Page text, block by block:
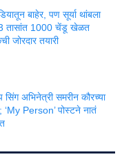
बाहेर, पण सूर्या थांबला
3 तासांत 1000 चेंडू खेळत
जोरदार तयारी
सिंग अभिनेत्री समरीन कौरच्या
‘My Person’ पोस्टने नातं